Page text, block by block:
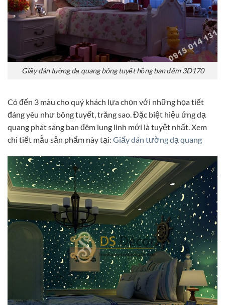
Giấy dán tường dạ quang bông tuyết hồng ban đêm 3D170
Có đến 3 màu cho quý khách lựa chọn với những họa tiết
đáng yêu như bông tuyết, trăng sao. Đặc biệt hiệu ứng dạ
quang phát sáng ban đêm lung linh mới là tuyệt nhất. Xem
chi tiết mẫu sản phẩm này tại: Giấy dán tường dạ quang